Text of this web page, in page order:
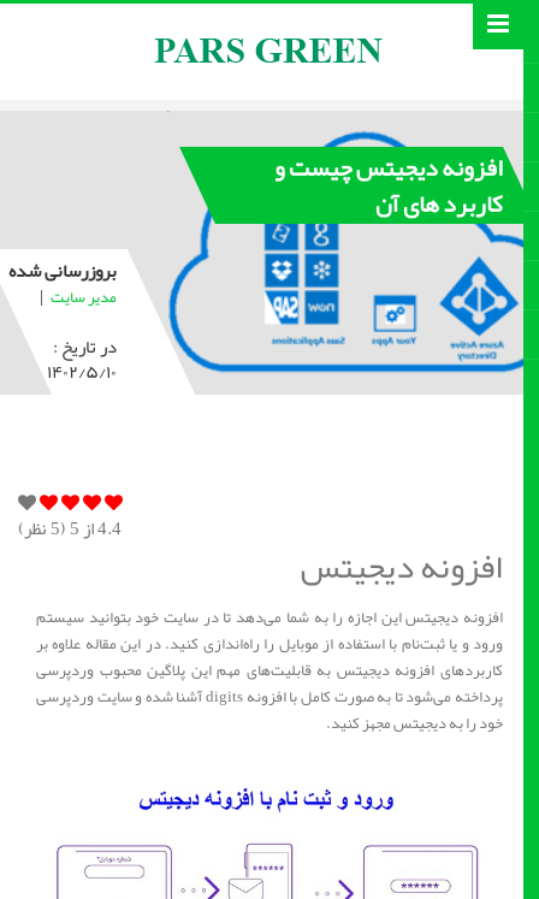
افزونه دیجیتس چیست و
کاربرد های آن
بروزرسانی شده
مدیر سایت |
در تاریخ :
۱۴۰۲/۵/۱۰
4.4از 5 ( 5نظر)
افزونه دیجیتس
افزونه دیجیتس این اجازه را به شما می‌دهد تا در سایت خود بتوانید سیستم
ورود و یا ثبت‌نام با استفاده از موبایل را راه‌اندازی کنید. در این مقاله علاوه بر
کاربردهای افزونه دیجیتس به قابلیت‌های مهم این پلاگین محبوب وردپرسی
پرداخته می‌شود تا به صورت کامل با افزونه digits آشنا شده و سایت وردپرسی
خود را به دیجیتس مجهز کنید.